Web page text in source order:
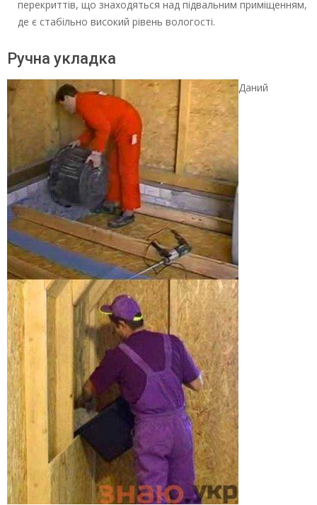
перекриттів, що знаходяться над підвальним приміщенням,
де є стабільно високий рівень вологості.
Ручна укладка
Даний